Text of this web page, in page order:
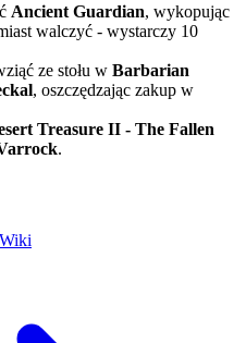
Ancient Guardian, wykopując
walczyć - wystarczy 10
ze stołu w Barbarian
, oszczędzając zakup w
Treasure II - The Fallen
.